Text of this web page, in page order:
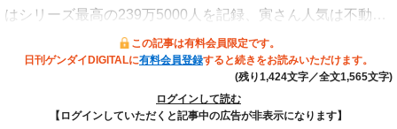
はシリーズ最高の239万5000人を記録、寅さん人気は不動…
この記事は有料会員限定です。
日刊ゲンダイDIGITALに有料会員登録すると続きをお読みいただけます。
(残り1,424文字／全文1,565文字)
ログインして読む
【ログインしていただくと記事中の広告が非表示になります】